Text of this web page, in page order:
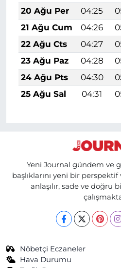
20 Ağu Per
04:25
21 Ağu Cum
04:26
22 Ağu Cts
04:27
23 Ağu Paz
04:28
24 Ağu Pts
04:30
25 Ağu Sal
04:31
Yeni Journal gündem ve
başlıklarını yeni bir perspektif
anlaşılır, sade ve doğru
Nöbetçi Eczaneler
Hava Durumu